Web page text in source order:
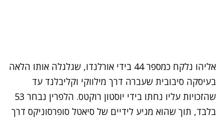
אליהו נלקח כמספר 44 בידי אורלנדו, שגלגלה אותו הלאה
בעיסקה סיבובית שעברה דרך מילווקי וקליבלנד עד
שהזכויות עליו נחתו בידי יוסטון רוקטס. הלפרין נבחר 53
בלבד, תוך שהוא מגיע לידיים של סיאטל סופרסוניקס דרך